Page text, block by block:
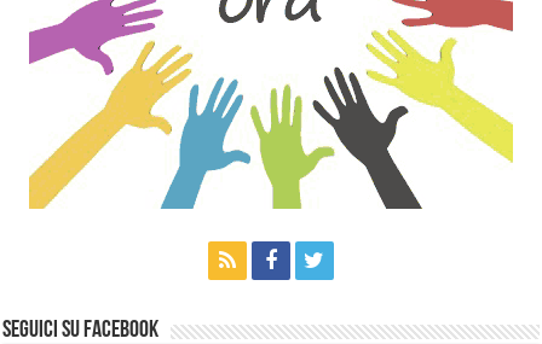
Seguici su Facebook